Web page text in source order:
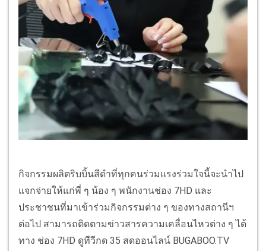
กิจกรรมผลิตริบบิ้นสีดำที่ทุกคนร่วมแรงร่วมใจนี้จะนำไป
แจกจ่ายให้แก่พี่ ๆ น้อง ๆ พนักงานช่อง 7HD และ
ประชาชนที่มาเข้าร่วมกิจกรรมต่าง ๆ ของทางสถานีฯ
ต่อไป สามารถติดตามข่าวสารความเคลื่อนไหวต่าง ๆ ได้
ทาง ช่อง 7HD ดูทีวีกด 35 สดออนไลน์ BUGABOO.TV